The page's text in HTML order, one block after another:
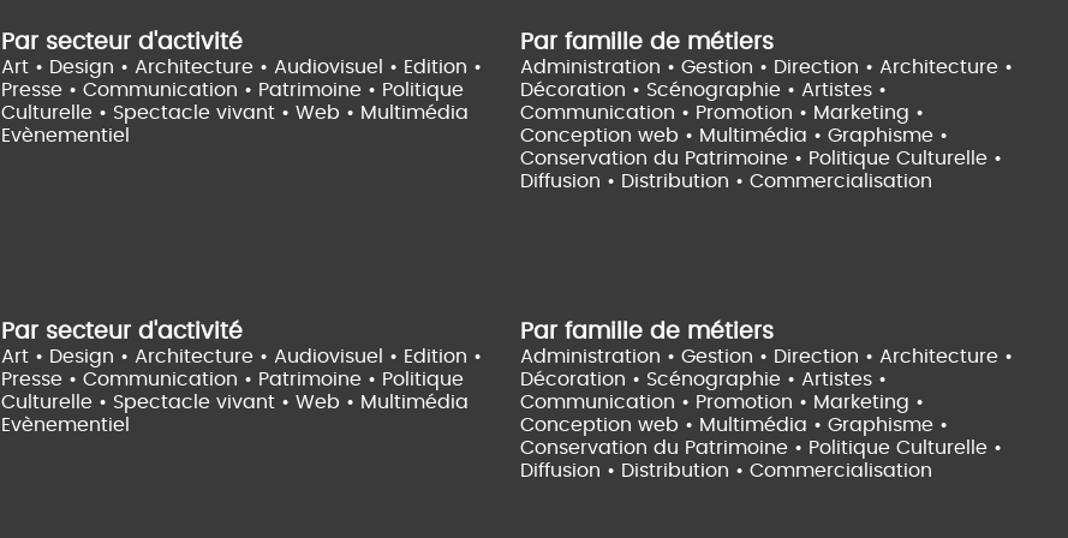
Par secteur d'activité
Art • Design • Architecture • Audiovisuel • Edition •
Presse • Communication • Patrimoine • Politique
Culturelle • Spectacle vivant • Web • Multimédia
Evènementiel
Par famille de métiers
Administration • Gestion • Direction • Architecture •
Décoration • Scénographie • Artistes •
Communication • Promotion • Marketing •
Conception web • Multimédia • Graphisme •
Conservation du Patrimoine • Politique Culturelle •
Diffusion • Distribution • Commercialisation
Par secteur d'activité
Art • Design • Architecture • Audiovisuel • Edition •
Presse • Communication • Patrimoine • Politique
Culturelle • Spectacle vivant • Web • Multimédia
Evènementiel
Par famille de métiers
Administration • Gestion • Direction • Architecture •
Décoration • Scénographie • Artistes •
Communication • Promotion • Marketing •
Conception web • Multimédia • Graphisme •
Conservation du Patrimoine • Politique Culturelle •
Diffusion • Distribution • Commercialisation